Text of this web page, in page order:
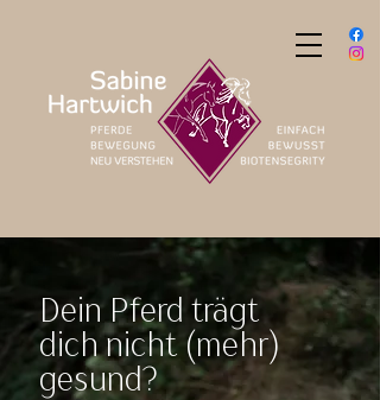
Dein Pferd trägt
dich nicht (mehr)
gesund?